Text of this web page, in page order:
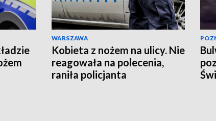
WARSZAWA
Kobieta z nożem na ulicy. Nie
reagowała na polecenia,
raniła policjanta